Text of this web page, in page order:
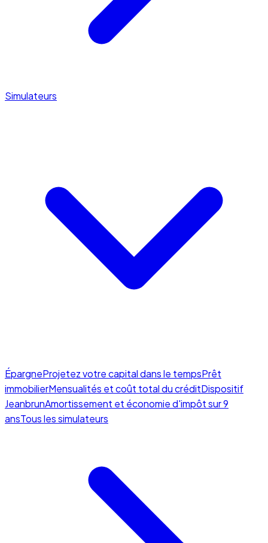
Simulateurs
ÉpargneProjetez votre capital dans le tempsPrêt
immobilierMensualités et coût total du créditDispositif
JeanbrunAmortissement et économie d'impôt sur 9
ansTous les simulateurs